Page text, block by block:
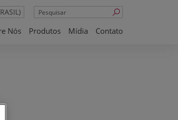
Pesquisar
Nós
Produtos Mídia Contato